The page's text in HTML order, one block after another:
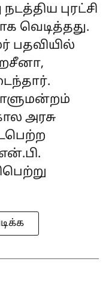
புரட்சி
வெடித்தது.
பதவியில்
அரசு